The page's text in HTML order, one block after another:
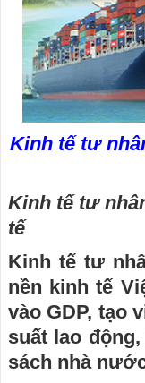
Kinh tế tư
Kinh tế tư
tế
Kinh tế tư
nền kinh tế
vào GDP, tạo
suất lao
sách nhà